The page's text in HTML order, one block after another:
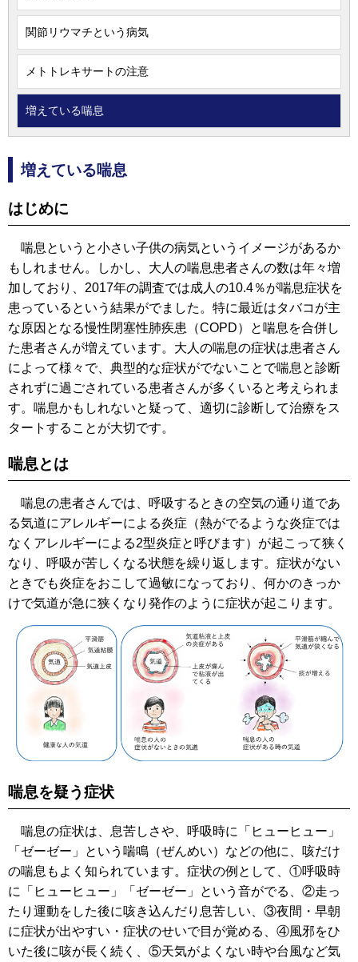
関節リウマチという病気
メトトレキサートの注意
増えている喘息
増えている喘息
はじめに
喘息というと小さい子供の病気というイメージがあるか
もしれません。しかし、大人の喘息患者さんの数は年々増
加しており、2017年の調査では成人の10.4％が喘息症状を
患っているという結果がでました。特に最近はタバコが主
な原因となる慢性閉塞性肺疾患（COPD）と喘息を合併し
た患者さんが増えています。大人の喘息の症状は患者さん
によって様々で、典型的な症状がでないことで喘息と診断
されずに過ごされている患者さんが多くいると考えられま
す。喘息かもしれないと疑って、適切に診断して治療をス
タートすることが大切です。
喘息とは
喘息の患者さんでは、呼吸するときの空気の通り道であ
る気道にアレルギーによる炎症（熱がでるような炎症では
なくアレルギーによる2型炎症と呼びます）が起こって狭く
なり、呼吸が苦しくなる状態を繰り返します。症状がない
ときでも炎症をおこして過敏になっており、何かのきっか
けで気道が急に狭くなり発作のように症状が起こります。
喘息を疑う症状
喘息の症状は、息苦しさや、呼吸時に「ヒューヒュー」
「ゼーゼー」という喘鳴（ぜんめい）などの他に、咳だけ
の喘息もよく知られています。症状の例として、①呼吸時
に「ヒューヒュー」「ゼーゼー」という音がでる、②走っ
たり運動をした後に咳き込んだり息苦しい、③夜間・早朝
に症状が出やすい・症状のせいで目が覚める、④風邪をひ
いた後に咳が長く続く、⑤天気がよくない時や台風など気